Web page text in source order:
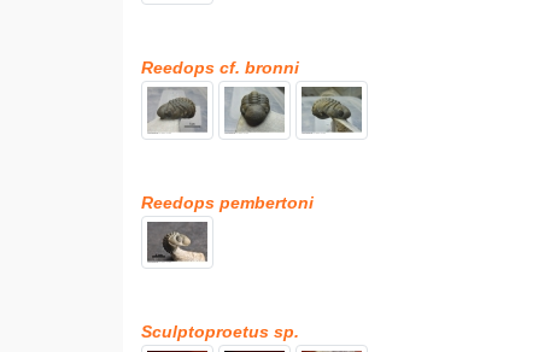
Reedops cf. bronni
Reedops pembertoni
Sculptoproetus sp.